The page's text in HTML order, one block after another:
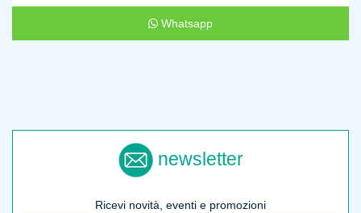
Whatsapp
newsletter
Ricevi novità, eventi e promozioni